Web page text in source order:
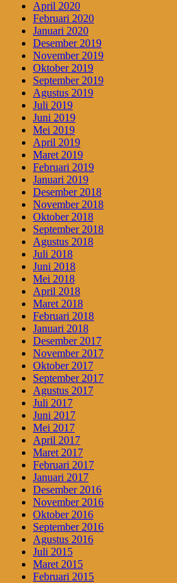
April 2020
Februari 2020
Januari 2020
Desember 2019
November 2019
Oktober 2019
September 2019
Agustus 2019
Juli 2019
Juni 2019
Mei 2019
April 2019
Maret 2019
Februari 2019
Januari 2019
Desember 2018
November 2018
Oktober 2018
September 2018
Agustus 2018
Juli 2018
Juni 2018
Mei 2018
April 2018
Maret 2018
Februari 2018
Januari 2018
Desember 2017
November 2017
Oktober 2017
September 2017
Agustus 2017
Juli 2017
Juni 2017
Mei 2017
April 2017
Maret 2017
Februari 2017
Januari 2017
Desember 2016
November 2016
Oktober 2016
September 2016
Agustus 2016
Juli 2015
Maret 2015
Februari 2015